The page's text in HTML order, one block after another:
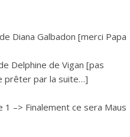
de Diana Galbadon [merci Papa
Delphine de Vigan [pas
prêter par la suite…]
1 –> Finalement ce sera Maus